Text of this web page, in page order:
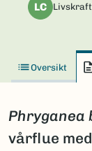
LC
Oversikt
Phryganea
vårflue